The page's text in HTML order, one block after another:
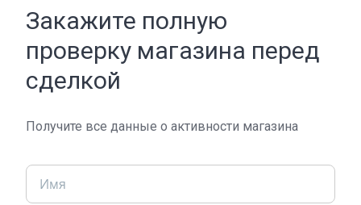
Закажите полную
проверку магазина перед
сделкой
Получите все данные о активности магазина